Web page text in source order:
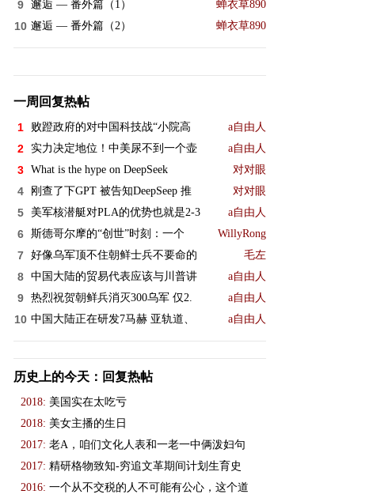
9 邂逅 — 番外篇（1） 蝉衣草890
10 邂逅 — 番外篇（2） 蝉衣草890
一周回复热帖
1 败蹬政府的对中国科技战“小院高 a自由人
2 实力决定地位！中美尿不到一个壶 a自由人
3 What is the hype on DeepSeek 对对眼
4 刚查了下GPT 被告知DeepSeep 推 对对眼
5 美军核潜艇对PLA的优势也就是2-3 a自由人
6 斯德哥尔摩的“创世”时刻：一个 WillyRong
7 好像乌军顶不住朝鲜士兵不要命的 毛左
8 中国大陆的贸易代表应该与川普讲 a自由人
9 热烈祝贺朝鲜兵消灭300乌军 仅2. a自由人
10 中国大陆正在研发7马赫 亚轨道、 a自由人
历史上的今天：回复热帖
2018: 美国实在太吃亏
2018: 美女主播的生日
2017: 老A，咱们文化人表和一老一中俩泼妇句
2017: 精研格物致知-穷追文革期间计划生育史
2016: 一个从不交税的人不可能有公心，这个道